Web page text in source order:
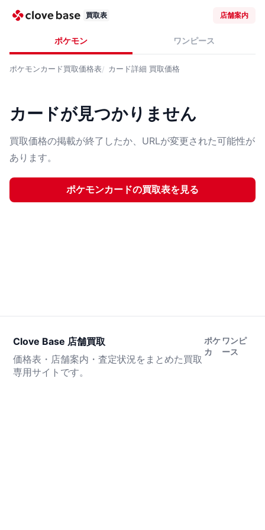
買取表 店舗案内
ポケモン ワンピース
ポケモンカード買取価格表 カード詳細 買取価格
カードが見つかりません
買取価格の掲載が終了したか、URLが変更された可能性が
あります。
ポケモンカードの買取表を見る
Clove Base 店舗買取
価格表・店舗案内・査定状況をまとめた買取
専用サイトです。
ポケ
カ
ワンピ
ース